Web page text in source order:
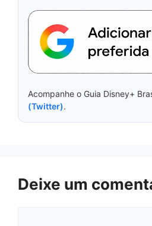
Acompanhe o Guia Disney+
(Twitter).
Deixe um